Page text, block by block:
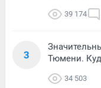
39 174
3
Тюмени.
34 503